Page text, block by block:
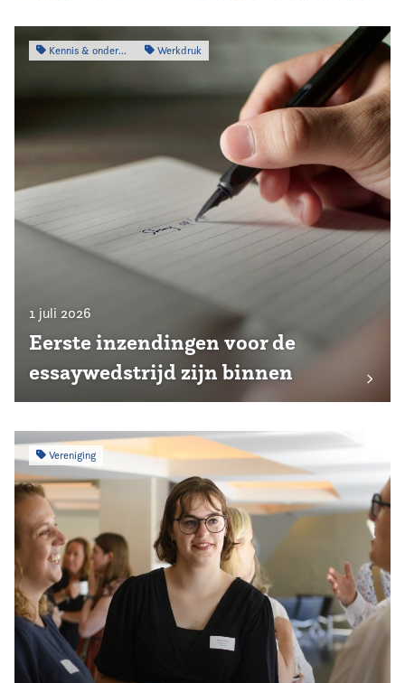
Kennis & onderzoek Werkdruk
1 juli 2026
Eerste inzendingen voor de
essaywedstrijd zijn binnen
Vereniging